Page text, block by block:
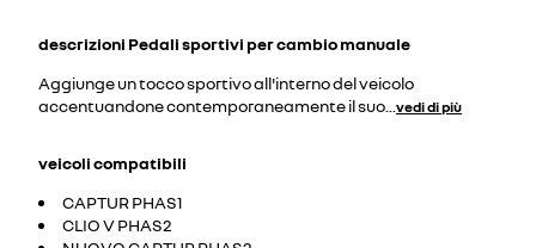
descrizioni Pedali sportivi per cambio manuale
Aggiunge un tocco sportivo all'interno del veicolo
accentuandone contemporaneamente il suo vedi di più
veicoli compatibili
CAPTUR PHAS1
CLIO V PHAS2